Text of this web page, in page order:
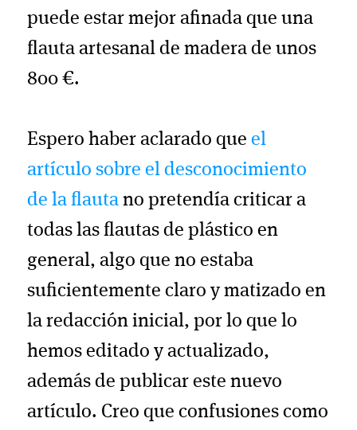
puede estar mejor afinada que una
flauta artesanal de madera de unos
800 €.
Espero haber aclarado queel
artículo sobre el desconocimiento
de la flauta no pretendía criticar a
todas las flautas de plástico en
general, algo que no estaba
suficientemente claro y matizado en
la redacción inicial, por lo que lo
hemos editado y actualizado,
además de publicar este nuevo
artículo. Creo que confusiones como